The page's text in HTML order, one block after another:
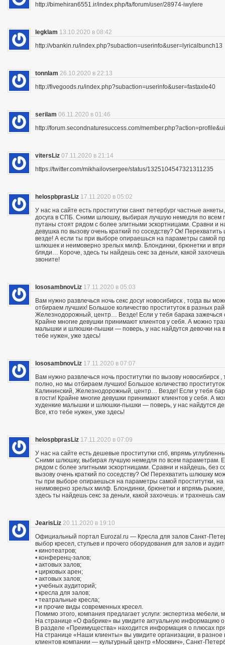
http://bimehiran6551.ir/index.php/fa/forum/user/28974-iwylere
legklam 13.10.2020 в 08:42
http://vbankin.ru/index.php?subaction=userinfo&user=lyricalbunch13
tonnlam 26.10.2020 в 22:13
http://fivegoods.ru/index.php?subaction=userinfo&user=fastaxle40
serilam 06.11.2020 в 01:46
http://forum.secondnaturesuccess.com/
vitersLiz 07.11.2020 в 21:14
https://twitter.com/mikhailovsergee/status/1325104547321311235
helospbprasLiz 17.11.2020 в 05:02
У нас на сайте есть проститутки санкт петербург частные
досуга в СПБ. Сними шлюшку, выбирая лучшую немедля по всем
путаны стоят рядом с более элитными эскортницами. Сравни и
девушка по вызову очень краткий по соседству? Ок!
везде! А если ты при выборе опираешься на параметры самой
шлюшек и неимоверно зрелых милф. Блондинки, брюнетки и
бляди… Короче, здесь ты найдешь секс за деньги, какой
звоните!
lososambnovLiz 17.11.2020 в 05:03
Вам нужно развлечься ночь секс досуг новосибирск , тогда вы
отбираем лучших! Большое количество проституток в разных
Железнодорожный, центр… Везде! Если у тебя барака зажечься
Крайне многие девушки принимают клиентов у себя. А можно
малышки и шлюшки-пышки — поверь, у нас найдутся девочки на
тебе нужен, уже здесь!
lososambnovLiz 17.11.2020 в 07:07
Вам нужно развлечься ночь проститутки по вызову
полно, но мы отбираем лучших! Большое количество
Калининский, Железнодорожный, центр… Везде! Если у тебя
в гости! Крайне многие девушки принимают клиентов у себя. А
худенкие малышки и шлюшки-пышки — поверь, у нас найдутся
Все, кто тебе нужен, уже здесь!
helospbprasLiz 17.11.2020 в 07:09
У нас на сайте есть дешевые проститутки спб, впрямь
Сними шлюшку, выбирая лучшую немедля по всем параметрам.
рядом с более элитными эскортницами. Сравни и найдешь, без
вызову очень краткий по соседству? Ок! Перехватить шлюшку
ты при выборе опираешься на параметры самой проститутки,
неимоверно зрелых милф. Блондинки, брюнетки и впрямь
здесь ты найдешь секс за деньги, какой захочешь: и трахнешь
JearisLiz 20.11.2020 в 19:10
Официальный портал Eurozal.ru — Кресла для залов Санкт-
выбор кресел, стульев и прочего оборудования для залов и
• кинотеатров;
• конференц-залов;
• актовых залов;
• цирковых арен;
• актовых залов;
• учебных аудиторий;
• кресла для залов;
• театральные кресла;
• и прочие виды современных кресел.
Помимо этого, компания предлагает услуги: экспертиза
На странице «О фабрике» вы увидите актуальную информацию
В разделе «Преимущества» находится информация о плюсах
На странице «Наши клиенты» вы увидите организации, в
клиентов компании — культурный центр «Москвич», Санкт-